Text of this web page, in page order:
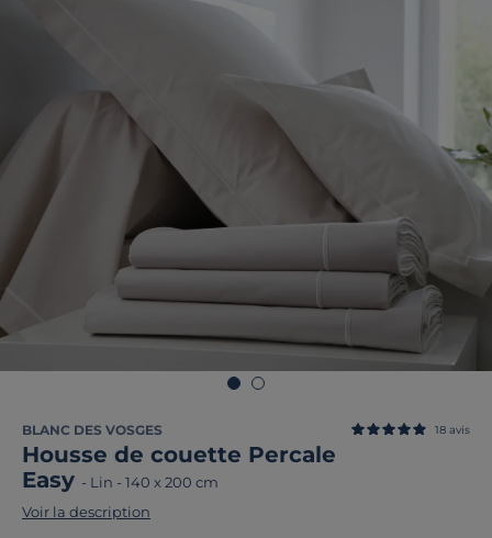
BLANC DES VOSGES
Housse de couette Percale
Easy - Lin - 140 x 200 cm
18 avis
Voir la description